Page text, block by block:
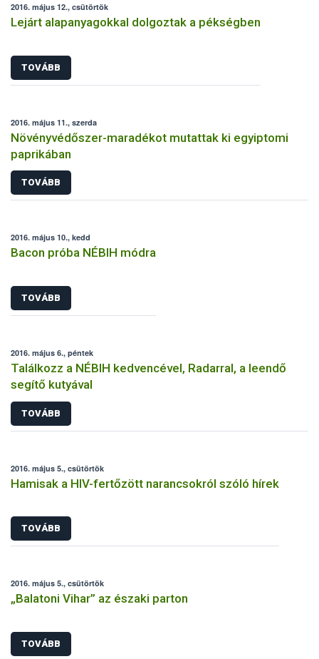
2016. május 12., csütörtök
Lejárt alapanyagokkal dolgoztak a pékségben
TOVÁBB
2016. május 11., szerda
Növényvédőszer-maradékot mutattak ki egyiptomi
paprikában
TOVÁBB
2016. május 10., kedd
Bacon próba NÉBIH módra
TOVÁBB
2016. május 6., péntek
Találkozz a NÉBIH kedvencével, Radarral, a leendő
segítő kutyával
TOVÁBB
2016. május 5., csütörtök
Hamisak a HIV-fertőzött narancsokról szóló hírek
TOVÁBB
2016. május 5., csütörtök
„Balatoni Vihar” az északi parton
TOVÁBB